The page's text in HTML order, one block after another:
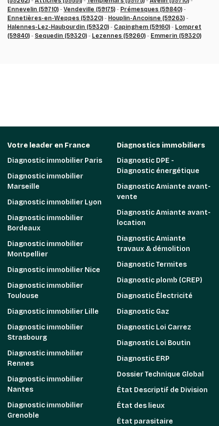
Ennevelin (59710) - Vendeville (59175) - Prémesques (59840) -
Ennetières-en-Weppes (59320) - Houplin-Ancoisne (59263) -
Halennes-Lez-Haubourdin (59320) - Capinghem (59160) - Lompret
(59840) - Sequedin (59320) - Lezennes (59260) - Emmerin (59320)
Votre leader en France
Diagnostic immobilier Paris
Diagnostic immobilier
Marseille
Diagnostic immobilier Lyon
Diagnostic immobilier
Bordeaux
Diagnostic immobilier
Montpellier
Diagnostic immobilier Nice
Diagnostic immobilier
Toulouse
Diagnostic immobilier Lille
Diagnostic immobilier
Strasbourg
Diagnostic immobilier
Rennes
Diagnostic immobilier
Nantes
Diagnostic immobilier
Grenoble
Diagnostics immobiliers
Diagnostic DPE -
Diagnostic énergétique
Diagnostic Amiante avant-
vente
Diagnostic Amiante avant-
location
Diagnostic Amiante
travaux & démolition
Diagnostic Termites
Diagnostic plomb (CREP)
Diagnostic Électricité
Diagnostic Gaz
Diagnostic Loi Carrez
Diagnostic Loi Boutin
Diagnostic ERP
Dossier Technique Global
État Descriptif de Division
État des lieux
État parasitaire